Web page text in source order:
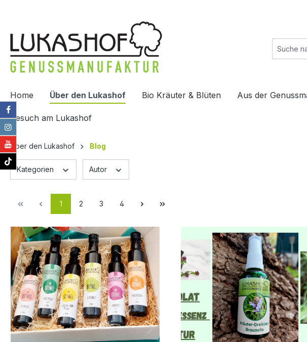
Home Über den Lukashof Bio Kräuter & Blüten Aus der
Besuch am Lukashof
Über den Lukashof Blog
Kategorien Autor
1 2 3 4